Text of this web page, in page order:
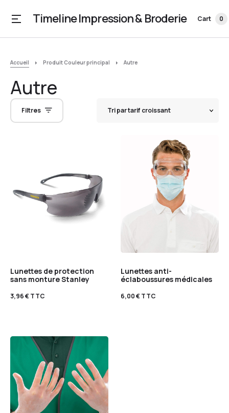
Timeline Impression & Broderie Cart 0
Accueil Produit Couleur principal Autre
Autre
Filtres
Lunettes de protection
sans monture Stanley
3,96€TTC
Lunettes anti-
éclaboussures médicales
6,00€TTC